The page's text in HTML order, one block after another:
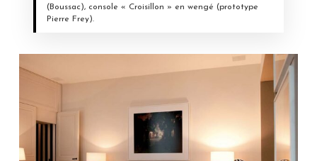
(Boussac), console « Croisillon » en wengé (prototype
Pierre Frey).